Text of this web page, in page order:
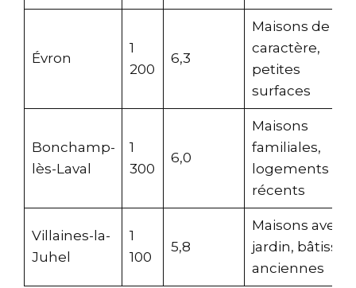
Évron
1
200
6,3
Maisons de
caractère,
petites
surfaces
Bonchamp-
lès-Laval
1
300
6,0
Maisons
familiales,
logements
récents
Villaines-la-
Juhel
1
100
5,8
Maisons avec
jardin, bâtisses
anciennes